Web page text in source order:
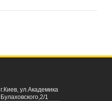
г.Киев, ул.Академика
Булаховского,2/1